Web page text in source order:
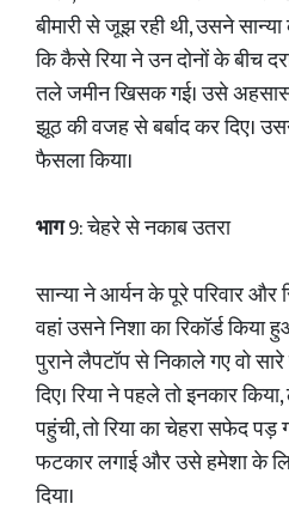
बीमारी से जूझ रही थी, उसने
कि कैसे रिया ने उन दोनों के बीच
तले जमीन खिसक गई। उसे
झूठ की वजह से बर्बाद कर दिए।
फैसला किया।
भाग9: चेहरे से नकाब उतरा
सान्या ने आर्यन के पूरे परिवार और
वहां उसने निशा का रिकॉर्ड
पुराने लैपटॉप से निकाले गए वो
दिए। रिया ने पहले तो इनकार
पहुंची, तो रिया का चेहरा सफेद पड़
फटकार लगाई और उसे हमेशा के
दिया।